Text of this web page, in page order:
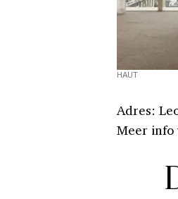
HAUT
Adres:
Meer